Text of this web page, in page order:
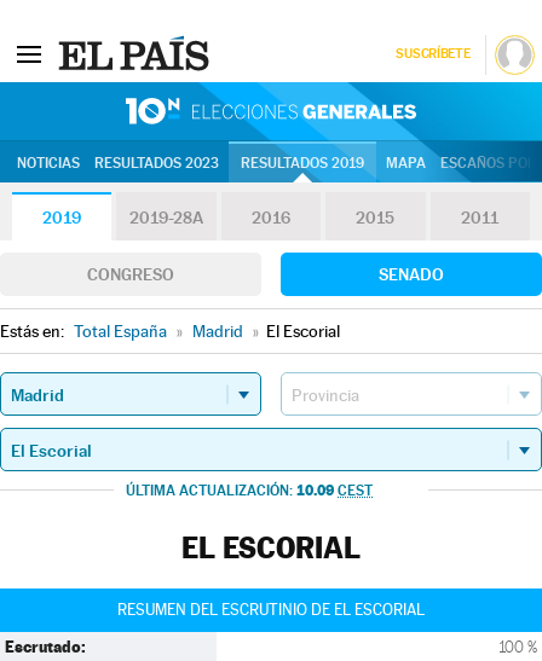
SUSCRÍBETE
NOTICIAS RESULTADOS 2023 RESULTADOS 2019 MAPA ESCAÑOS
2019 2019-28A 2016 2015 2011
CONGRESO SENADO
Estás en: Total España » Madrid » El Escorial
ÚLTIMA ACTUALIZACIÓN: 10.09 CEST
EL ESCORIAL
RESUMEN DEL ESCRUTINIO DE EL ESCORIAL
Escrutado: 100 %